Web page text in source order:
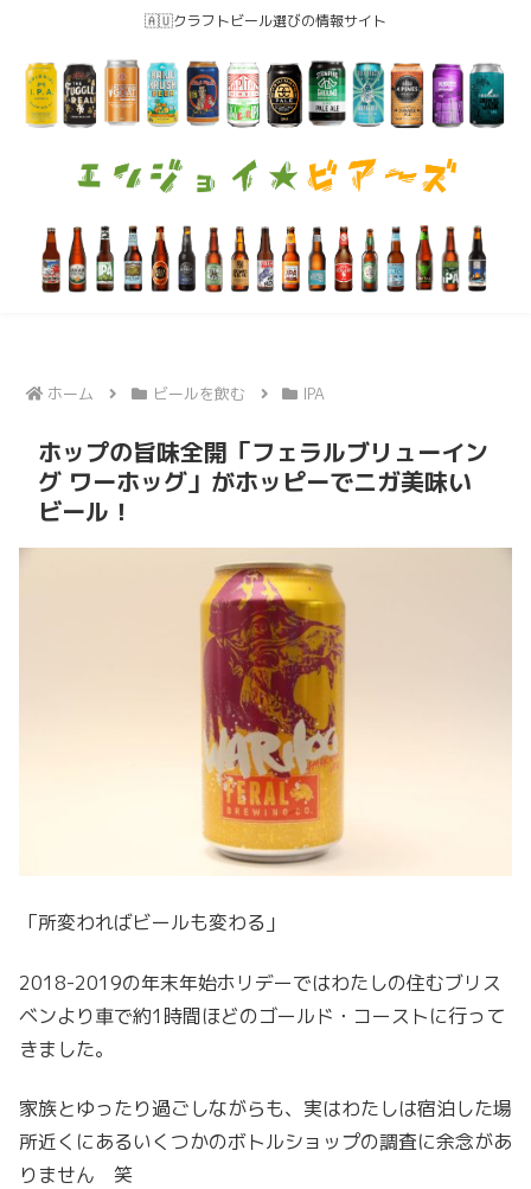
🇦🇺クラフトビール選びの情報サイト
ホーム ビールを飲む IPA
ホップの旨味全開「フェラルブリューイン
グ ワーホッグ」がホッピーでニガ美味い
ビール！
「所変わればビールも変わる」
2018-2019の年末年始ホリデーではわたしの住むブリス
ベンより車で約1時間ほどのゴールド・コーストに行って
きました。
家族とゆったり過ごしながらも、実はわたしは宿泊した場
所近くにあるいくつかのボトルショップの調査に余念があ
りません 笑